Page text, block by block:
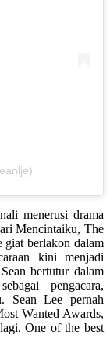
menerusi drama
Mencintaiku, The
giat berlakon dalam
kini menjadi
bertutur dalam
pengacara,
Sean Lee pernah
Wanted Awards,
One of the best